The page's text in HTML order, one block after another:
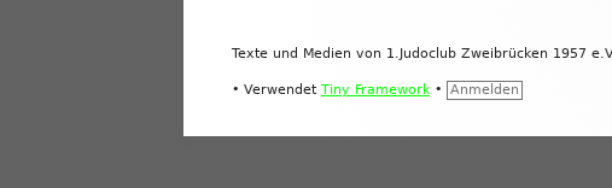
Texte und Medien von 1.Judoclub Zweibrücken 1957
• Verwendet Tiny Framework • Anmelden